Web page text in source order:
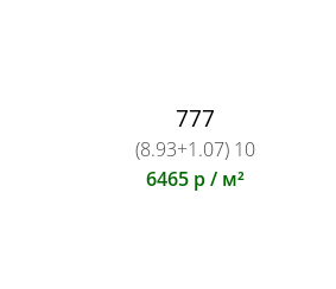
777
(8.93+1.07) 10
6465 р / м²